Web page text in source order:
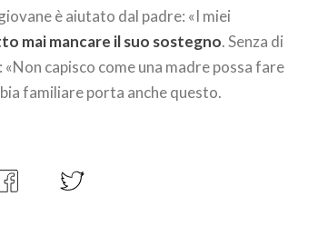
è aiutato dal padre: «I miei
mai mancare il suo sostegno. Senza di
capisco come una madre possa fare
familiare porta anche questo.